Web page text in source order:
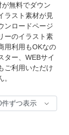
無料でダウン
ラスト素材が見
ンロードページ
ーのイラスト素
用利用もOKなの
ター、WEBサイ
ご利用いただけ